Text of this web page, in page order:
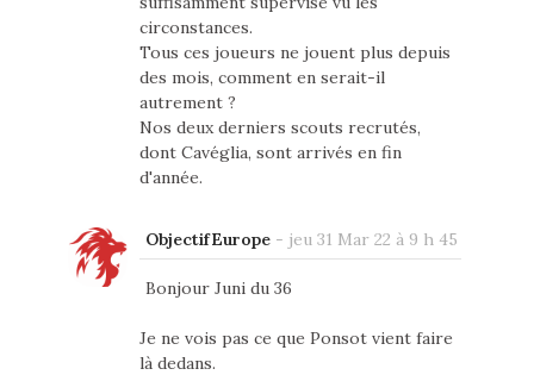
circonstances.
Tous ces joueurs ne jouent plus depuis
des mois, comment en serait-il
autrement ?
Nos deux derniers scouts recrutés,
dont Cavéglia, sont arrivés en fin
d'année.
ObjectifEurope- jeu 31 Mar 22 à 9 h 45
Bonjour Juni du 36
Je ne vois pas ce que Ponsot vient faire
là dedans.